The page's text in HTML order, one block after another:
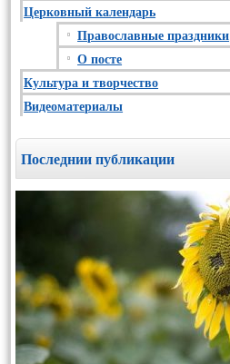
Церковный календарь
Православные праздники
О посте
Культура и творчество
Видеоматериалы
Последнии публикации